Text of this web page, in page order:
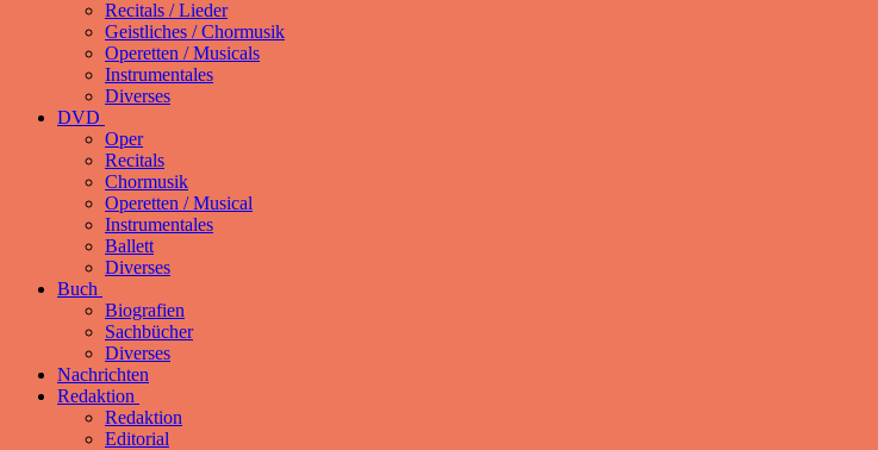
Recitals / Lieder
Geistliches / Chormusik
Operetten / Musicals
Instrumentales
Diverses
DVD
Oper
Recitals
Chormusik
Operetten / Musical
Instrumentales
Ballett
Diverses
Buch
Biografien
Sachbücher
Diverses
Nachrichten
Redaktion
Redaktion
Editorial